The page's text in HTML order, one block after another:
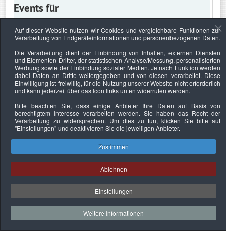
Events für
Keine Termine
Datenschutzerklärung Urheberrechtsnachweise Nachhaltigkeit
Copyright © 2026. Bundesverband Deutscher
Sachverständiger und Fachgutachter e.V..
Auf dieser Website nutzen wir Cookies und vergleichbare Funktionen zur
Verarbeitung von Endgeräteinformationen und personenbezogenen Daten.
Die Verarbeitung dient der Einbindung von Inhalten, externen Diensten
und Elementen Dritter, der statistischen Analyse/Messung, personalisierten
Werbung sowie der Einbindung sozialer Medien. Je nach Funktion werden
dabei Daten an Dritte weitergegeben und von diesen verarbeitet. Diese
Einwilligung ist freiwillig, für die Nutzung unserer Website nicht erforderlich
und kann jederzeit über das Icon links unten widerrufen werden.
Bitte beachten Sie, dass einige Anbieter Ihre Daten auf Basis von
berechtigtem Interesse verarbeiten werden. Sie haben das Recht der
Verarbeitung zu widersprechen. Um dies zu tun, klicken Sie bitte auf
"Einstellungen"und deaktivieren Sie die jeweiligen Anbieter.
Zustimmen
Ablehnen
Einstellungen
Weitere Informationen